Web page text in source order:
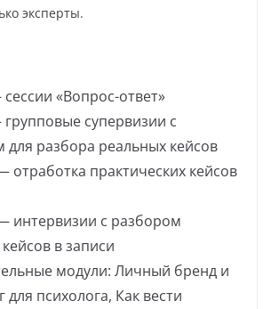
эксперты.
«Вопрос-ответ»
супервизии с
для разбора реальных кейсов
отработка практических кейсов
интервизии с разбором
в записи
модули: Личный бренд и
для психолога, Как вести